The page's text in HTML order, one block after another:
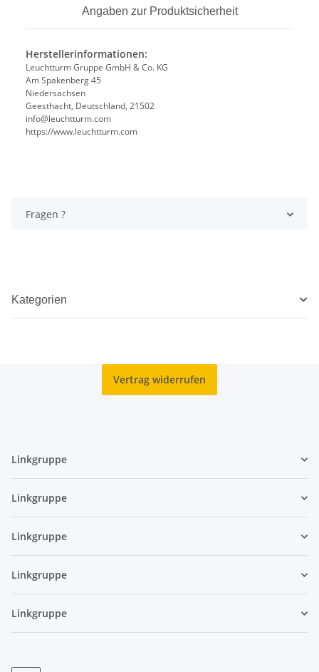
Angaben zur Produktsicherheit
Herstellerinformationen:
Leuchtturm Gruppe GmbH & Co. KG
Am Spakenberg 45
Niedersachsen
Geesthacht, Deutschland, 21502
info@leuchtturm.com
https://www.leuchtturm.com
Fragen ?
Kategorien
Vertrag widerrufen
Linkgruppe
Linkgruppe
Linkgruppe
Linkgruppe
Linkgruppe